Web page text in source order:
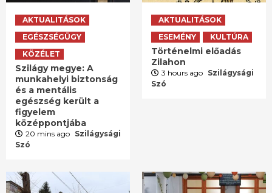
AKTUALITÁSOK
EGÉSZSÉGÜGY
KÖZÉLET
Szilágy megye: A
munkahelyi biztonság
és a mentális
egészség került a
figyelem
középpontjába
20 mins ago Szilágysági
Szó
AKTUALITÁSOK
ESEMÉNY
KULTÚRA
Történelmi előadás
Zilahon
3 hours ago Szilágysági
Szó